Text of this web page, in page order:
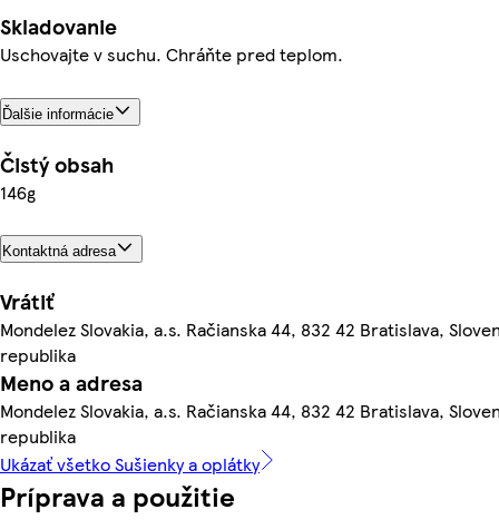
Skladovanie
Uschovajte v suchu. Chráňte pred teplom.
Ďalšie informácie
Čistý obsah
146g
Kontaktná adresa
Vrátiť
Mondelez Slovakia, a.s. Račianska 44, 832 42 Bratislava,
republika
Meno a adresa
Mondelez Slovakia, a.s. Račianska 44, 832 42 Bratislava,
republika
Ukázať všetko Sušienky a oplátky
Príprava a použitie